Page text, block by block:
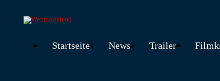
Startseite News Trailer